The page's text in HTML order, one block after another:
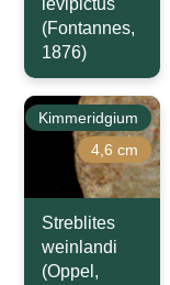
(Fontannes,
1876)
Kimmeridgium
4,6 cm
Streblites
weinlandi
(Oppel,